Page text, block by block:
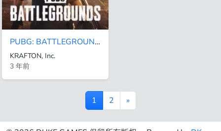
PUBG: BATTLEGROUNDS
KRAFTON, Inc.
3 年前
1 2 »